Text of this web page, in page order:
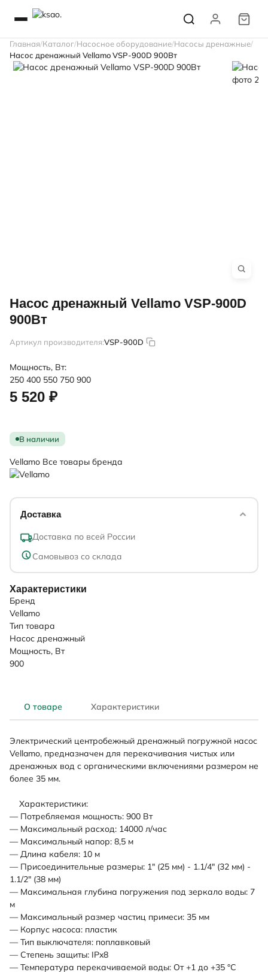
Главная Каталог Насосное оборудование Насосы дренажные
Насос дренажный Vellamo VSP-900D 900Вт
Насос дренажный Vellamo VSP-900D
900Вт
Артикул производителя:VSP-900D
Мощность, Вт:
250 400 550 750 900
5 520 ₽
В наличии
Vellamo Все товары бренда
Доставка
Доставка по всей России
Самовывоз со склада
Характеристики
Бренд
Vellamo
Тип товара
Насос дренажный
Мощность, Вт
900
О товаре Характеристики
Электрический центробежный дренажный погружной насос
Vellamo, предназначен для перекачивания чистых или
дренажных вод с органическими включениями размером не
более 35 мм.
Характеристики:
— Потребляемая мощность: 900 Вт
— Максимальный расход: 14000 л/час
— Максимальный напор: 8,5 м
— Длина кабеля: 10 м
— Присоединительные размеры: 1" (25 мм) - 1.1/4" (32 мм) -
1.1/2" (38 мм)
— Максимальная глубина погружения под зеркало воды: 7
м
— Максимальный размер частиц примеси: 35 мм
— Корпус насоса: пластик
— Тип выключателя: поплавковый
— Степень защиты: IPx8
— Температура перекачиваемой воды: От +1 до +35 °С